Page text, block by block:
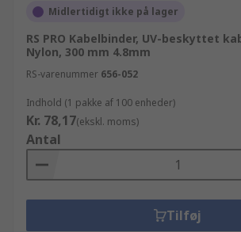
Midlertidigt ikke på lager
RS PRO Kabelbinder, UV-beskyttet
Nylon, 300 mm 4.8mm
RS-varenummer 656-052
Indhold (1 pakke af 100 enheder)
Kr. 78,17(ekskl. moms)
Antal
Tilføj